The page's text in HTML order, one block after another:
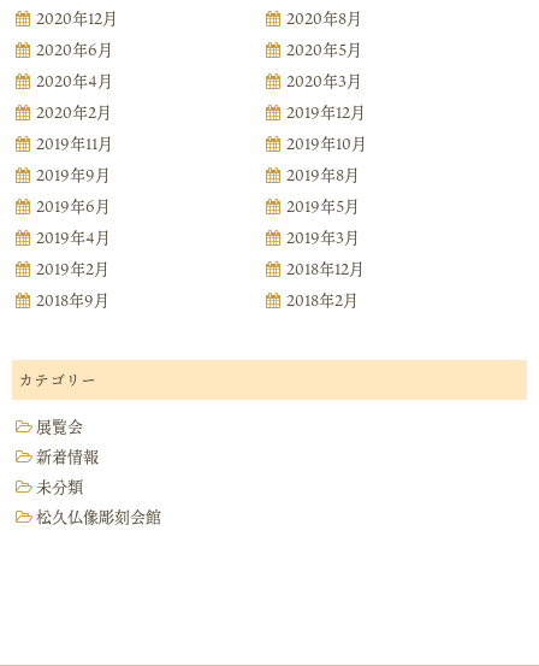
2020年12月
2020年8月
2020年6月
2020年5月
2020年4月
2020年3月
2020年2月
2019年12月
2019年11月
2019年10月
2019年9月
2019年8月
2019年6月
2019年5月
2019年4月
2019年3月
2019年2月
2018年12月
2018年9月
2018年2月
カテゴリー
展覧会
新着情報
未分類
松久仏像彫刻会館